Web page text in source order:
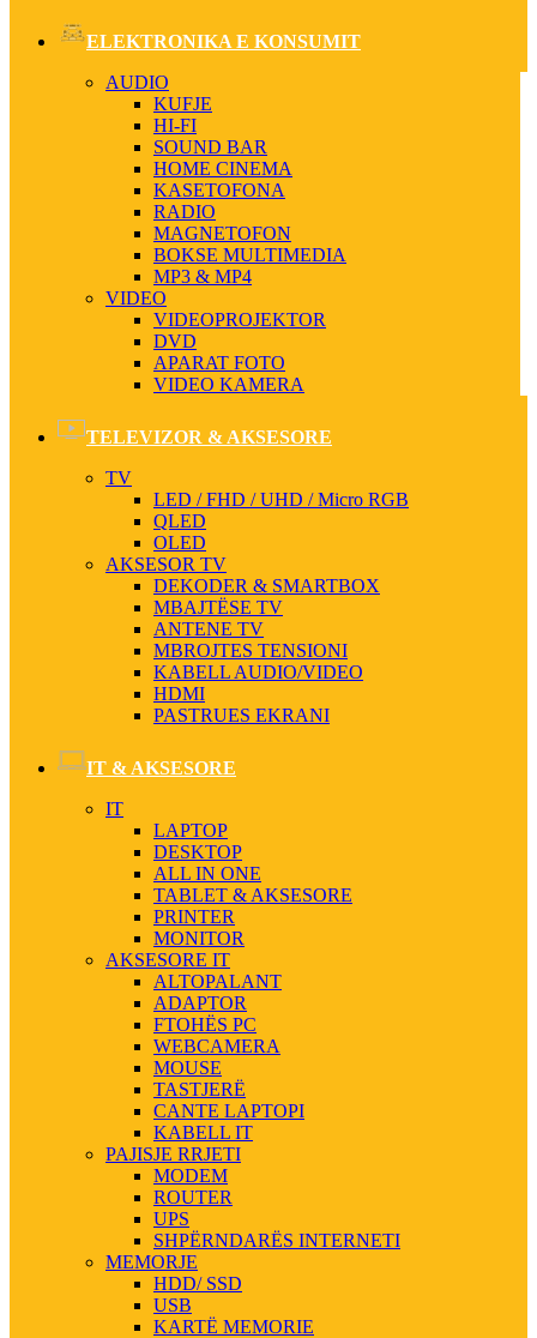
ELEKTRONIKA E KONSUMIT
AUDIO
KUFJE
HI-FI
SOUND BAR
HOME CINEMA
KASETOFONA
RADIO
MAGNETOFON
BOKSE MULTIMEDIA
MP3 & MP4
VIDEO
VIDEOPROJEKTOR
DVD
APARAT FOTO
VIDEO KAMERA
TELEVIZOR & AKSESORE
TV
LED / FHD / UHD / Micro RGB
QLED
OLED
AKSESOR TV
DEKODER & SMARTBOX
MBAJTËSE TV
ANTENE TV
MBROJTES TENSIONI
KABELL AUDIO/VIDEO
HDMI
PASTRUES EKRANI
IT & AKSESORE
IT
LAPTOP
DESKTOP
ALL IN ONE
TABLET & AKSESORE
PRINTER
MONITOR
AKSESORE IT
ALTOPALANT
ADAPTOR
FTOHËS PC
WEBCAMERA
MOUSE
TASTJERË
CANTE LAPTOPI
KABELL IT
PAJISJE RRJETI
MODEM
ROUTER
UPS
SHPËRNDARËS INTERNETI
MEMORJE
HDD/ SSD
USB
KARTË MEMORIE